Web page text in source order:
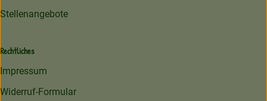
Stellenangebote
Rechtliches
Impressum
Widerruf-Formular